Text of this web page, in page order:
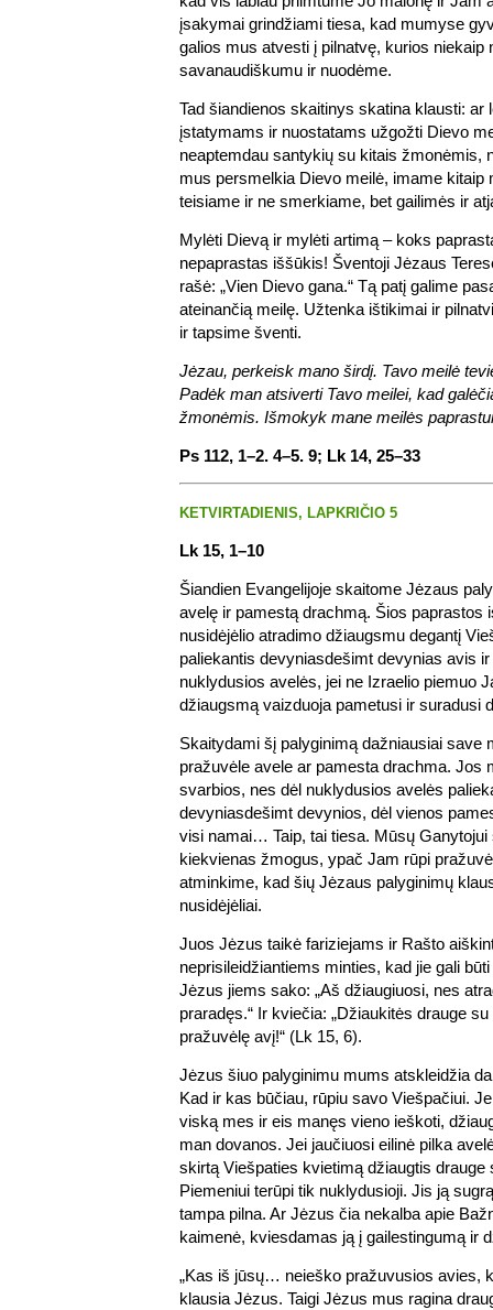
įsakymai grindžiami tiesa, kad mumyse
galios mus atvesti į pilnatvę, kurios niekaip
savanaudiškumu ir nuodėme.
Tad šiandienos skaitinys skatina klausti: ar
įstatymams ir nuostatams užgožti Dievo
neaptemdau santykių su kitais žmonėmis,
mus persmelkia Dievo meilė, imame kitaip
teisiame ir ne smerkiame, bet gailimės ir
Mylėti Dievą ir mylėti artimą – koks
nepaprastas iššūkis! Šventoji Jėzaus
rašė: „Vien Dievo gana.“ Tą patį galime
ateinančią meilę. Užtenka ištikimai ir
ir tapsime šventi.
Jėzau, perkeisk mano širdį. Tavo meilė
Padėk man atsiverti Tavo meilei, kad
žmonėmis. Išmokyk mane meilės
Ps 112, 1–2. 4–5. 9; Lk 14, 25–33
KETVIRTADIENIS, LAPKRIČIO 5
Lk 15, 1–10
Šiandien Evangelijoje skaitome Jėzaus
avelę ir pamestą drachmą. Šios paprastos
nusidėjėlio atradimo džiaugsmu degantį
paliekantis devyniasdešimt devynias avis
nuklydusios avelės, jei ne Izraelio piemuo
džiaugsmą vaizduoja pametusi ir suradusi
Skaitydami šį palyginimą dažniausiai save
pražuvėle avele ar pamesta drachma. Jos
svarbios, nes dėl nuklydusios avelės
devyniasdešimt devynios, dėl vienos
visi namai… Taip, tai tiesa. Mūsų
kiekvienas žmogus, ypač Jam rūpi
atminkime, kad šių Jėzaus palyginimų
nusidėjėliai.
Juos Jėzus taikė fariziejams ir Rašto
neprisileidžiantiems minties, kad jie gali
Jėzus jiems sako: „Aš džiaugiuosi, nes
praradęs.“ Ir kviečia: „Džiaukitės drauge
pražuvėlę avį!“ (Lk 15, 6).
Jėzus šiuo palyginimu mums atskleidžia
Kad ir kas būčiau, rūpiu savo Viešpačiui.
viską mes ir eis manęs vieno ieškoti,
man dovanos. Jei jaučiuosi eilinė pilka
skirtą Viešpaties kvietimą džiaugtis drauge
Piemeniui terūpi tik nuklydusioji. Jis ją
tampa pilna. Ar Jėzus čia nekalba apie
kaimenė, kviesdamas ją į gailestingumą ir
„Kas iš jūsų… neieško pražuvusios avies,
klausia Jėzus. Taigi Jėzus mus ragina